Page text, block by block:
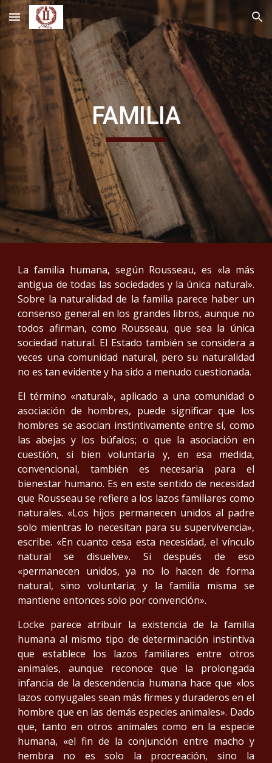
Skip to main content Skip to navigation
FAMILIA
La familia humana, según Rousseau, es «la más
antigua de todas las sociedades y la única natural».
Sobre la naturalidad de la familia parece haber un
consenso general en los grandes libros, aunque no
todos afirman, como Rousseau, que sea la única
sociedad natural. El Estado también se considera a
veces una comunidad natural, pero su naturalidad
no es tan evidente y ha sido a menudo cuestionada.
El término «natural», aplicado a una comunidad o
asociación de hombres, puede significar que los
hombres se asocian instintivamente entre sí, como
las abejas y los búfalos; o que la asociación en
cuestión, si bien voluntaria y, en esa medida,
convencional, también es necesaria para el
bienestar humano. Es en este sentido de necesidad
que Rousseau se refiere a los lazos familiares como
naturales. «Los hijos permanecen unidos al padre
solo mientras lo necesitan para su supervivencia»,
escribe. «En cuanto cesa esta necesidad, el vínculo
natural se disuelve». Si después de eso
«permanecen unidos, ya no lo hacen de forma
natural, sino voluntaria; y la familia misma se
mantiene entonces solo por convención».
Locke parece atribuir la existencia de la familia
humana al mismo tipo de determinación instintiva
que establece los lazos familiares entre otros
animales, aunque reconoce que la prolongada
infancia de la descendencia humana hace que «los
lazos conyugales sean más firmes y duraderos en el
hombre que en las demás especies animales». Dado
que, tanto en otros animales como en la especie
humana, «el fin de la conjunción entre macho y
hembra no es solo la procreación, sino la